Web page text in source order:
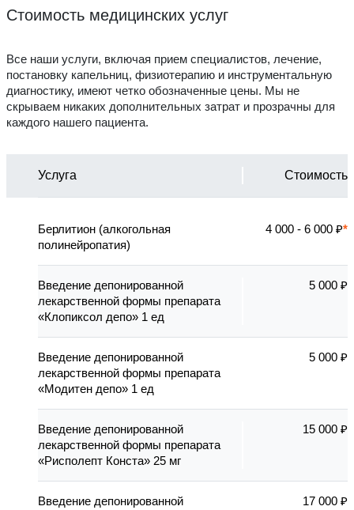
Стоимость медицинских услуг
Все наши услуги, включая прием специалистов, лечение,
постановку капельниц, физиотерапию и инструментальную
диагностику, имеют четко обозначенные цены. Мы не
скрываем никаких дополнительных затрат и прозрачны для
каждого нашего пациента.
Услуга Стоимость
Берлитион (алкогольная
полинейропатия)
4 000 - 6 000 ₽
Введение депонированной
лекарственной формы препарата
«Клопиксол депо» 1 ед
5 000 ₽
Введение депонированной
лекарственной формы препарата
«Модитен депо» 1 ед
5 000 ₽
Введение депонированной
лекарственной формы препарата
«Рисполепт Конста» 25 мг
15 000 ₽
Введение депонированной
17 000 ₽